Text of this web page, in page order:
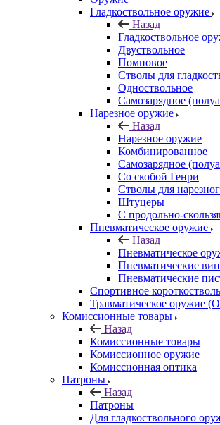
Гладкоствольное оружие
Назад
Гладкоствольное
Двуствольное
Помповое
Стволы для
Одноствольное
Самозарядное
Нарезное оружие
Назад
Нарезное оружие
Комбинированное
Самозарядное
Со скобой Генри
Стволы для
Штуцеры
С продольно-
Пневматическое оружие
Назад
Пневматическое
Пневматические
Пневматические
Спортивное
Травматическое оружие
Комиссионные товары
Назад
Комиссионные товары
Комиссионное оружие
Комиссионная оптика
Патроны
Назад
Патроны
Для гладкоствольного